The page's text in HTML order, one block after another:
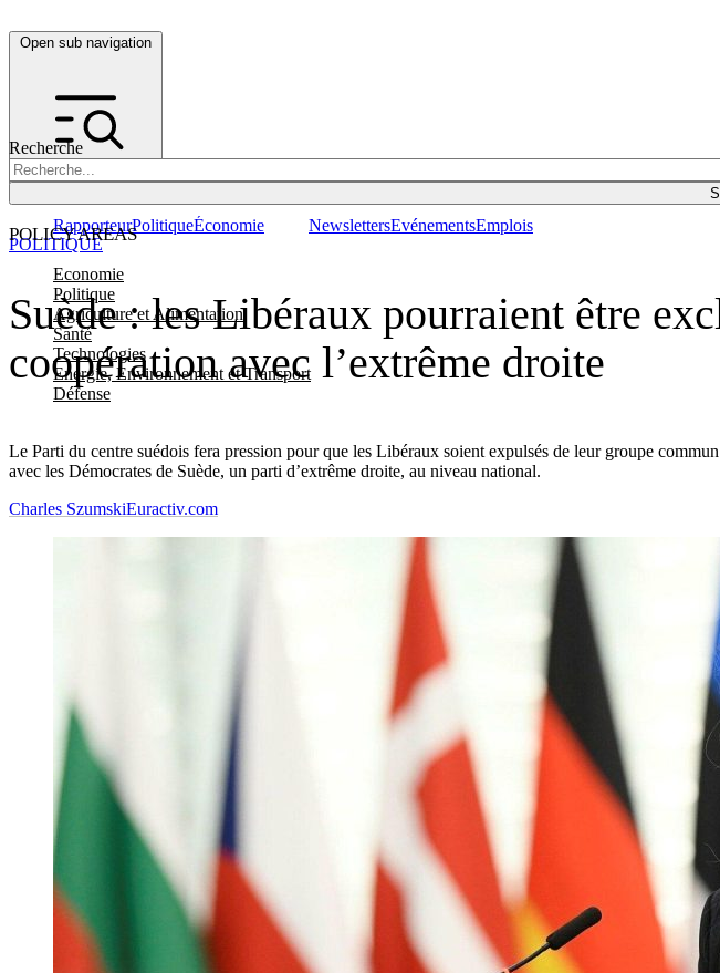
Open sub navigation
Recherche
POLICY AREAS
Economie
Politique
Agriculture et Alimentation
Santé
Technologies
Energie, Environnement et Transport
Défense
RapporteurPolitiqueÉconomie NewslettersEvénementsEmplois
Suède : les Libéraux pourraient être
coopération avec l’extrême droite
Le Parti du centre suédois fera pression pour que les Libéraux soient expulsés de leur groupe
avec les Démocrates de Suède, un parti d’extrême droite, au niveau national.
POLITIQUE
Charles SzumskiEuractiv.com